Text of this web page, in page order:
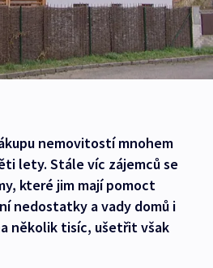
nemovitostí mnohem
lety. Stále víc zájemců se
které jim mají pomoct
nedostatky a vady domů i
několik tisíc, ušetřit však